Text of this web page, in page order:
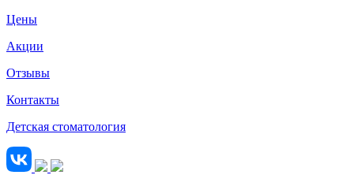
Цены
Акции
Отзывы
Контакты
Детская стоматология